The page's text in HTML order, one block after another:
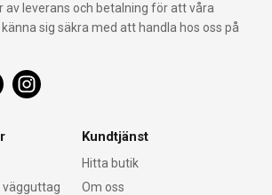
av leverans och betalning för att våra
sig säkra med att handla hos oss på
Kundtjänst
Hitta butik
Om oss